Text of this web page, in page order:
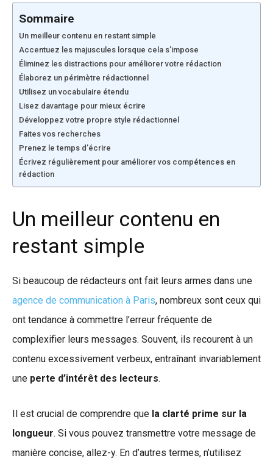
Sommaire
Un meilleur contenu en restant simple
Accentuez les majuscules lorsque cela s’impose
Éliminez les distractions pour améliorer votre rédaction
Élaborez un périmètre rédactionnel
Utilisez un vocabulaire étendu
Lisez davantage pour mieux écrire
Développez votre propre style rédactionnel
Faites vos recherches
Prenez le temps d’écrire
Écrivez régulièrement pour améliorer vos compétences en
rédaction
Un meilleur contenu en
restant simple
Si beaucoup de rédacteurs ont fait leurs armes dans une
agence de communication à Paris, nombreux sont ceux qui
ont tendance à commettre l’erreur fréquente de
complexifier leurs messages. Souvent, ils recourent à un
contenu excessivement verbeux, entraînant invariablement
une perte d’intérêt des lecteurs.
Il est crucial de comprendre que la clarté prime sur la
longueur. Si vous pouvez transmettre votre message de
manière concise, allez-y. En d’autres termes, n’utilisez